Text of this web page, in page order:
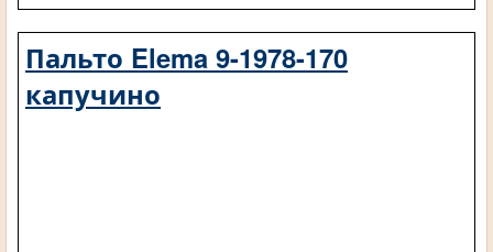
Пальто Elema 9-1978-170
капучино